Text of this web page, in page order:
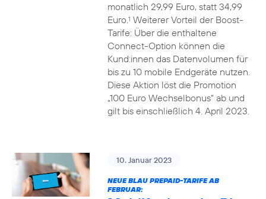
monatlich 29,99 Euro, statt 34,99
Euro.1 Weiterer Vorteil der Boost-
Tarife: Über die enthaltene
Connect-Option können die
Kund:innen das Datenvolumen für
bis zu 10 mobile Endgeräte nutzen.
Diese Aktion löst die Promotion
„100 Euro Wechselbonus“ ab und
gilt bis einschließlich 4. April 2023.
10. Januar 2023
NEUE BLAU PREPAID-TARIFE AB
FEBRUAR: